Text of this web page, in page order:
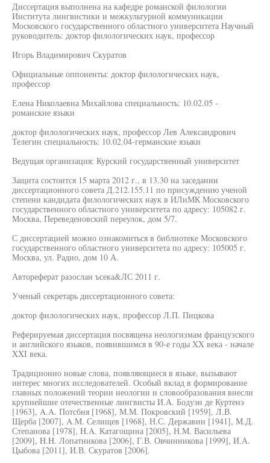
Диссертация выполнена на кафедре романской филологии
Института лингвистики и межкультурной коммуникации
Московского государственного областного университета Научный
руководитель: доктор филологических наук, профессор
Игорь Владимирович Скуратов
Официальные оппоненты: доктор филологических наук,
профессор
Елена Николаевна Михайлова специальность: 10.02.05 -
романские языки
доктор филологических наук, профессор Лев Александрович
Телегин специальность: 10.02.04-германские языки
Ведущая организация: Курский государственный университет
Защита состоится 15 марта 2012 г., в 13.30 на заседании
диссертационного совета Д.212.155.11 по присуждению ученой
степени кандидата филологических наук в ИЛиМК Московского
государственного областного университета по адресу: 105082 г.
Москва, Переведеновский переулок, дом 5/7.
С диссертацией можно ознакомиться в библиотеке Московского
государственного областного университета по адресу: 105005 г.
Москва, ул. Радио, дом 10 А.
Автореферат разослан ъсека&ЛС 2011 г.
Ученый секретарь диссертационного совета:
доктор филологических наук, профессор Л.П. Пицкова
Реферируемая диссертация посвящена неологизмам французского
и английского языков, появившимся в 90-е годы XX века - начале
XXI века.
Традиционно новые слова, появляющиеся в языке, вызывают
интерес многих исследователей. Особый вклад в формирование
главных положений теории неологии и словообразования внесли
крупнейшие отечественные лингвисты И.А. Бодуэн де Куртенэ
[1963], A.A. Потсбня [1968], М.М. Покровский [1959], Л.В.
Щерба [2007], A.M. Селищев [1968], Н.С. Державин [1941], М.Д.
Степанова [1978], H.A. Катагощина [2005], Н.М. Васильева
[2009], H.H. Лопатникова [2006], Г.В. Овчинникова [1999], И.А.
Цыбова [2011], И.В. Скуратов [2006].